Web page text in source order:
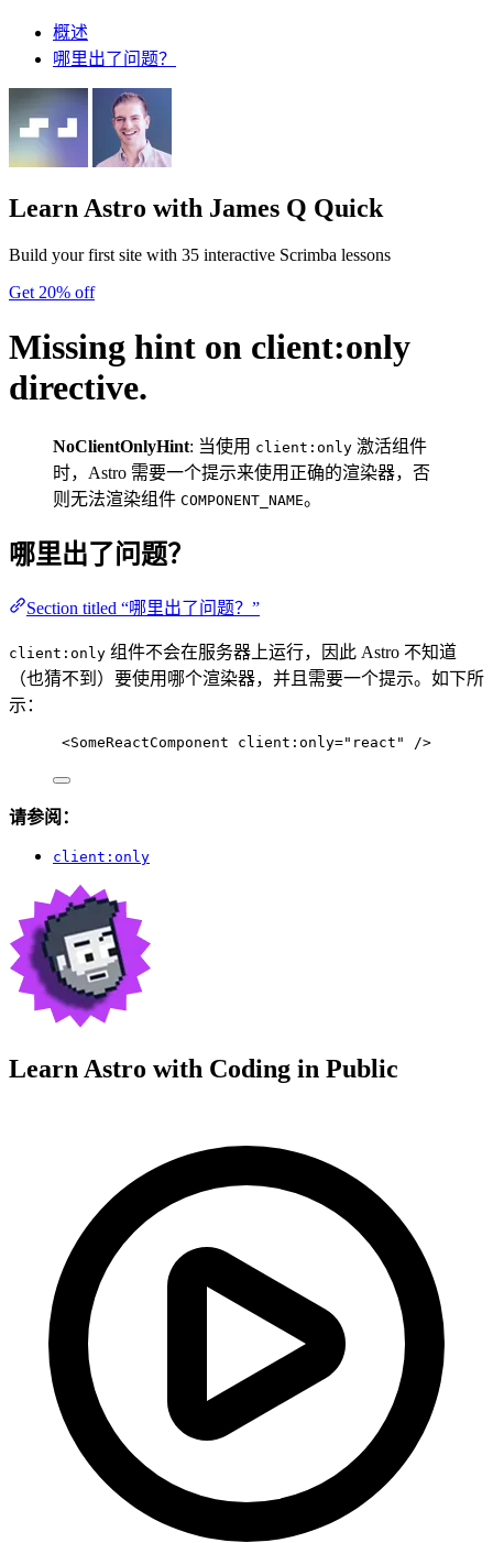
概述
哪里出了问题？
Learn Astro with James Q Quick
Build your first site with 35 interactive Scrimba lessons
Get 20% off
Missing hint on client:only
directive.
NoClientOnlyHint: 当使用 client:only 激活组件
时，Astro 需要一个提示来使用正确的渲染器，否
则无法渲染组件 COMPONENT_NAME。
哪里出了问题？
Section titled “哪里出了问题？”
client:only 组件不会在服务器上运行，因此 Astro 不知道
（也猜不到）要使用哪个渲染器，并且需要一个提示。如下所
示：
<SomeReactComponent client:only=" react " />
请参阅：
client:only
Learn Astro with Coding in Public